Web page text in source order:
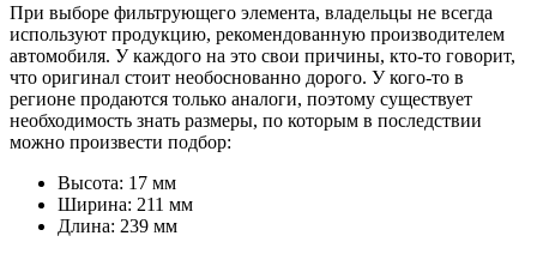
При выборе фильтрующего элемента, владельцы не всегда
используют продукцию, рекомендованную производителем
автомобиля. У каждого на это свои причины, кто-то говорит,
что оригинал стоит необоснованно дорого. У кого-то в
регионе продаются только аналоги, поэтому существует
необходимость знать размеры, по которым в последствии
можно произвести подбор:
Высота: 17 мм
Ширина: 211 мм
Длина: 239 мм